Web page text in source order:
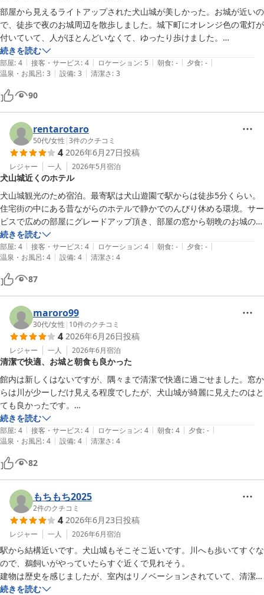
部屋から見えるライトアップされた犬山城が美しかった。お城が近いの
で、徒歩で夜のお城周辺を散歩しました。城下町にオレンジ色の電灯が
付いていて、人がほとんどいなくて、ゆったり歩けました。
部屋は昔ながらのツインでしたが、素泊まりで格安だったので、満足で
す。
続きを読む
部屋: 4 | 接客・サービス: 4 | ロケーション: 5 | 朝食: - | 夕食: - |
温泉・お風呂: 3 | 設備: 3 | 清潔さ: 3
90
rentarotaro
50代/女性 |3件のクチコミ
4 2026年6月27日投稿
レジャー 一人 2026年5月宿泊
犬山城近くのホテル
犬山城観光のため宿泊。最寄駅は犬山遊園で駅からは徒歩5分くらい。
住宅街の中にある昔ながらのホテルで静かでのんびり休める環境。サー
ビスで広めの部屋にグレードアップ頂き、部屋の窓から朝晩のお城の姿
を楽しみました。荷物の預かり可能なので観光時に助かります。犬山城
周辺まで徒歩で行け、木曽川遊歩道も近く。駅やホテル周辺には自販機
のみでコンビニが見当たらないので、必要なものは事前に買ってから電
車に乗る方が良いです。
続きを読む
部屋: 4 | 接客・サービス: 4 | ロケーション: 4 | 朝食: - | 夕食: - |
温泉・お風呂: 4 | 設備: 4 | 清潔さ: 4
87
maroro99
30代/女性 | 10件のクチコミ
4 2026年6月26日投稿
レジャー 一人 2026年6月宿泊
清潔で快適、お城と朝食も良かった
館内は新しくはないですが、隅々まで清潔で快適に過ごせました。窓か
らは川が少ーしだけ見える程度でしたが、犬山城が綺麗に見えたのはと
ても良かったです。
朝食のおにぎりとインスタントのお味噌汁は美味しく、コンビニで買う
よりも断然お得だなと思いました！
続きを読む
部屋: 4 | 接客・サービス: 4 | ロケーション: 4 | 朝食: 4 | 夕食: - |
温泉・お風呂: 4 | 設備: 4 | 清潔さ: 4
82
もちもち2025
2件のクチコミ
4 2026年6月23日投稿
レジャー 一人 2026年6月宿泊
駅から結構近いです。犬山城もそこそこ近いです。川へも歩いてすぐな
ので、鵜飼いがやっていたらすぐ近くで見れそう。
建物は歴史を感じましたが、室内はリノベーションされていて、清潔感
がありました。
続きを読む